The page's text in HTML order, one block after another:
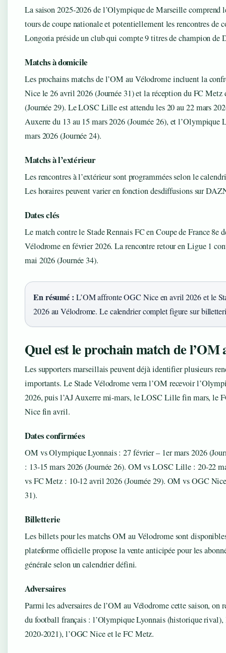
La saison 2025-2026 de l’Olympique de Marseille comprend
tours de coupe nationale et potentiellement les rencontres de
Longoria préside un club qui compte 9 titres de champion de
Matchs à domicile
Les prochains matchs de l’OM au Vélodrome incluent la
Nice le 26 avril 2026 (Journée 31) et la réception du FC Metz
(Journée 29). Le LOSC Lille est attendu les 20 au 22 mars
Auxerre du 13 au 15 mars 2026 (Journée 26), et l’Olympique
mars 2026 (Journée 24).
Matchs à l’extérieur
Les rencontres à l’extérieur sont programmées selon le
Les horaires peuvent varier en fonction desdiffusions sur
Dates clés
Le match contre le Stade Rennais FC en Coupe de France 8e
Vélodrome en février 2026. La rencontre retour en Ligue 1
mai 2026 (Journée 34).
En résumé : L’OM affronte OGC Nice en avril 2026 et le
2026 au Vélodrome. Le calendrier complet figure sur
Quel est le prochain match de l’OM
Les supporters marseillais peuvent déjà identifier plusieurs
importants. Le Stade Vélodrome verra l’OM recevoir
2026, puis l’AJ Auxerre mi-mars, le LOSC Lille fin mars, le
Nice fin avril.
Dates confirmées
OM vs Olympique Lyonnais : 27 février – 1er mars 2026
: 13-15 mars 2026 (Journée 26). OM vs LOSC Lille : 20-22
vs FC Metz : 10-12 avril 2026 (Journée 29). OM vs OGC
31).
Billetterie
Les billets pour les matchs OM au Vélodrome sont
plateforme officielle propose la vente anticipée pour les
générale selon un calendrier défini.
Adversaires
Parmi les adversaires de l’OM au Vélodrome cette saison, on
du football français : l’Olympique Lyonnais (historique
2020-2021), l’OGC Nice et le FC Metz.